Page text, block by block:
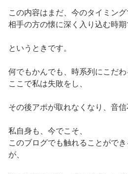
この内容はまだ、今のタイミング
相手の方の懐に深く入り込む時期
というときです。
何でもかんでも、時系列にこだわ
ここで私は失敗をし、
その後アポが取れなくなり、音信
私自身も、今でこそ、
このブログでも触れることがで
が、